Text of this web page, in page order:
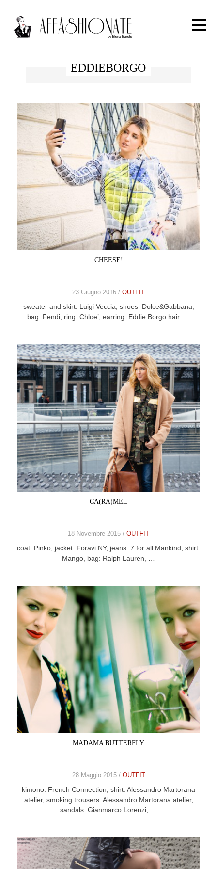
FASHION
BEAUTY
TRAVEL
PARTIES
ARCHIVES
CONTACT
HOME
EDDIEBORGO
CHEESE!
23 Giugno 2016 / OUTFIT
sweater and skirt: Luigi Veccia, shoes: Dolce&Gabbana,
bag: Fendi, ring: Chloe’, earring: Eddie Borgo hair: …
CA(RA)MEL
18 Novembre 2015 / OUTFIT
coat: Pinko, jacket: Foravi NY, jeans: 7 for all Mankind, shirt:
Mango, bag: Ralph Lauren, …
MADAMA BUTTERFLY
28 Maggio 2015 / OUTFIT
kimono: French Connection, shirt: Alessandro Martorana
atelier, smoking trousers: Alessandro Martorana atelier,
sandals: Gianmarco Lorenzi, …